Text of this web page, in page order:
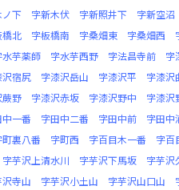
下 字新木伏 字新照井下 字新空沼
橋北 字板橋南 字桑畑東 字桑畑西
水芋薬師 字水芋西野 字法昌寺前 字
沢宿尻 字漆沢岳山 字漆沢平 字漆沢
蕨野 字漆沢赤坂 字漆沢野中 字漆沢
中一番 字田中二番 字田中前 字田中
町裏八番 字町西 字百目木一番 字百
字芋沢上清水川 字芋沢下馬坂 字芋沢
沢寺山 字芋沢小土山 字芋沢山口山